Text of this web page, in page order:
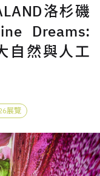
洛杉磯
Dreams:
自然與人工
展覽